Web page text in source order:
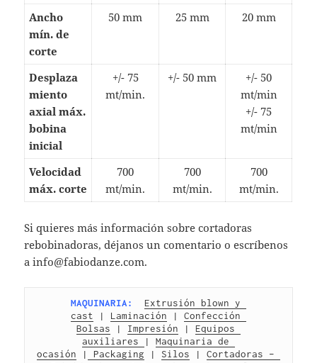
Ancho
mín. de
corte
50 mm 25 mm 20 mm
Desplaza
miento
axial máx.
bobina
inicial
+/- 75
mt/min.
+/- 50 mm
+/- 50
mt/min
+/- 75
mt/min
Velocidad
máx. corte
700
mt/min.
700
mt/min.
700
mt/min.
Si quieres más información sobre cortadoras
rebobinadoras, déjanos un comentario o escríbenos
a info@fabiodanze.com.
MAQUINARIA:
Extrusión blown y
cast | Laminación | Confección
Bolsas | Impresión | Equipos
auxiliares
| Maquinaria de
ocasión | Packaging | Silos | Cortadoras –